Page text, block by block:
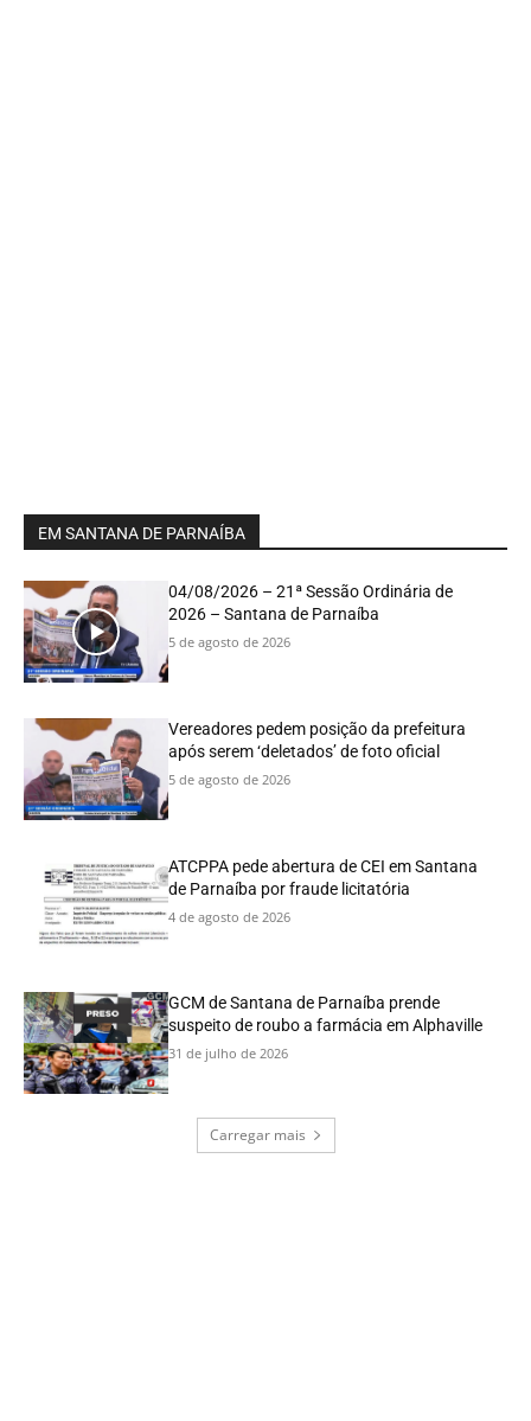
EM SANTANA DE PARNAÍBA
04/08/2026 – 21ª Sessão Ordinária de
2026 – Santana de Parnaíba
5 de agosto de 2026
Vereadores pedem posição da prefeitura
após serem ‘deletados’ de foto oficial
5 de agosto de 2026
ATCPPA pede abertura de CEI em Santana
de Parnaíba por fraude licitatória
4 de agosto de 2026
GCM de Santana de Parnaíba prende
suspeito de roubo a farmácia em Alphaville
31 de julho de 2026
Carregar mais